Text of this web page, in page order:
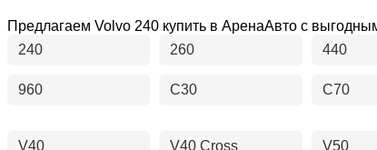
Предлагаем Volvo 240 купить в АренаАвто с
240
260 440
960 C30 C70
V40
V40 Cross
V50